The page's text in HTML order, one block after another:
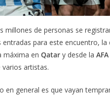
millones de personas se
para este encuentro, la
máxima en Qatar y desde la AFA
artistas.
en general es que vayan